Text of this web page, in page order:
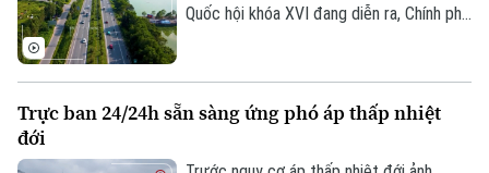
tác GPMB đang được phường Xuân
Quốc hội khóa XVI đang diễn ra, Chính phủ
288.000 tỷ đồng. Đây là công trình giao
Trực ban 24/24h sẵn sàng ứng phó áp thấp nhiệt
đới